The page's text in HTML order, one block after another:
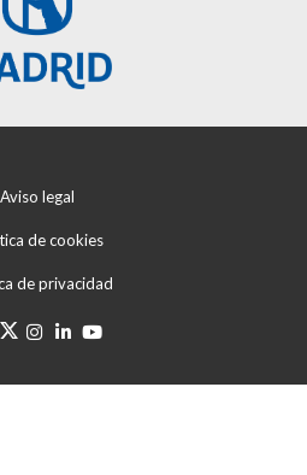
Aviso legal
de cookies
de privacidad